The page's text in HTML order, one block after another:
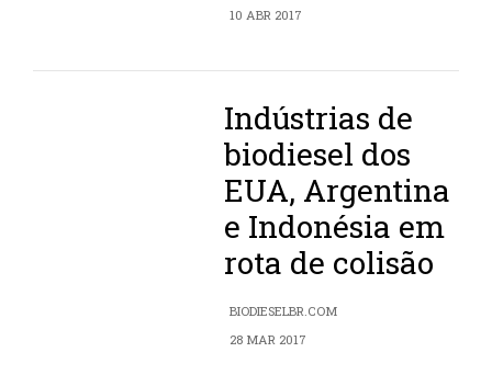
10 ABR 2017
Indústrias de
biodiesel dos
EUA, Argentina
e Indonésia em
rota de colisão
BIODIESELBR.COM
28 MAR 2017